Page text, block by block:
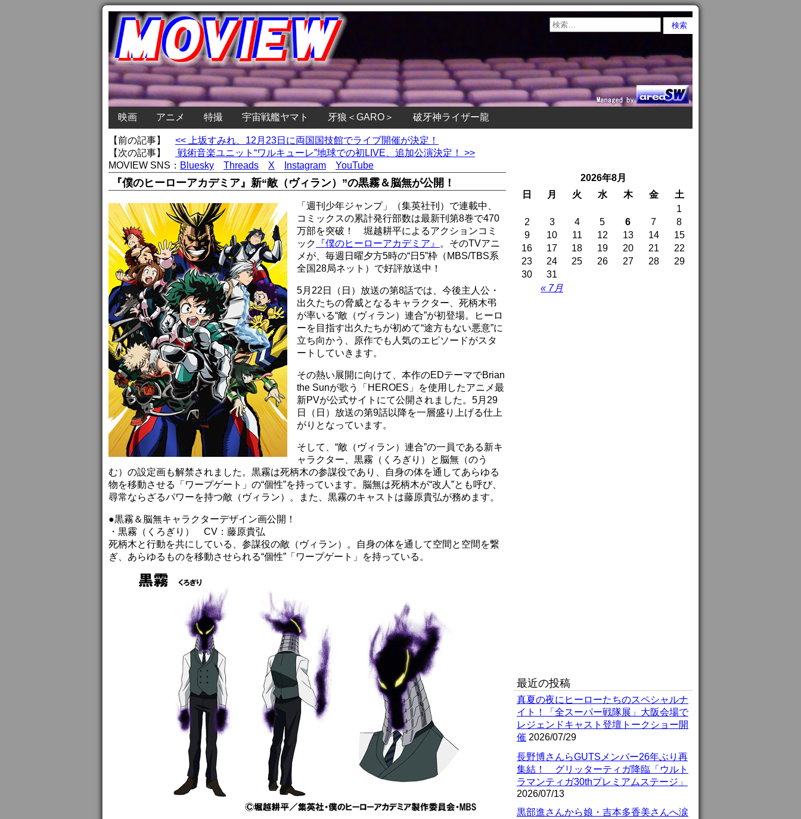
映画 アニメ 特撮 宇宙戦艦ヤマト 牙狼＜GARO＞ 破牙神ライザー龍
【前の記事】 << 上坂すみれ、12月23日に両国国技館でライブ開催が決定！
【次の記事】
戦術音楽ユニット“ワルキューレ”地球での初LIVE、追加公演決定！ >>
MOVIEW SNS： Bluesky Threads X Instagram YouTube
『僕のヒーローアカデミア』新“敵（ヴィラン）”の黒霧＆脳無が公開！
「週刊少年ジャンプ」（集英社刊）で連載中、
コミックスの累計発行部数は最新刊第8巻で470
万部を突破！ 堀越耕平によるアクションコミ
ック
『僕のヒーローアカデミア』
。そのTVアニ
メが、毎週日曜夕方5時の“日5”枠（MBS/TBS系
全国28局ネット）で好評放送中！
5月22日（日）放送の第8話では、今後主人公・
出久たちの脅威となるキャラクター、死柄木弔
が率いる“敵（ヴィラン）連合”が初登場。ヒーロ
ーを目指す出久たちが初めて“途方もない悪意”に
立ち向かう、原作でも人気のエピソードがスタ
ートしていきます。
その熱い展開に向けて、本作のEDテーマでBrian
the Sunが歌う「HEROES」を使用したアニメ最
新PVが公式サイトにて公開されました。5月29
日（日）放送の第9話以降を一層盛り上げる仕上
がりとなっています。
そして、“敵（ヴィラン）連合”の一員である新キ
ャラクター、黒霧（くろぎり）と脳無（のう
む）の設定画も解禁されました。黒霧は死柄木の参謀役であり、自身の体を通してあらゆる
物を移動させる「ワープゲート」の“個性”を持っています。脳無は死柄木が“改人”とも呼び、
尋常ならざるパワーを持つ敵（ヴィラン）。また、黒霧のキャストは藤原貴弘が務めます。
●黒霧＆脳無キャラクターデザイン画公開！
・黒霧（くろぎり） CV：藤原貴弘
死柄木と行動を共にしている、参謀役の敵（ヴィラン）。自身の体を通して空間と空間を繋
ぎ、あらゆるものを移動させられる“個性”「ワープゲート」を持っている。
2026年8月
日
月 火 水 木 金 土
« 7月
1
2
3 4 5 6 7
8
9
10 11 12 13 14
15
16
17 18 19 20 21
22
23
24 25 26 27 28
29
30
31
最近の投稿
真夏の夜にヒーローたちのスペシャルナ
イト！「全スーパー戦隊展」大阪会場で
レジェンドキャスト登壇トークショー開
催 2026/07/29
長野博さんらGUTSメンバー26年ぶり再
集結！ グリッターティガ降臨「ウルト
ラマンティガ30thプレミアムステージ」
2026/07/13
黒部進さんから娘・吉本多香美さんへ涙